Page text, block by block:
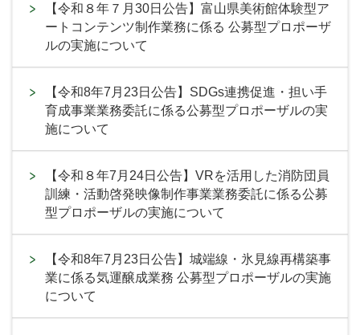
【令和８年７月30日公告】富山県美術館体験型ア
ートコンテンツ制作業務に係る 公募型プロポーザ
ルの実施について
【令和8年7月23日公告】SDGs連携促進・担い手
育成事業業務委託に係る公募型プロポーザルの実
施について
【令和８年7月24日公告】VRを活用した消防団員
訓練・活動啓発映像制作事業業務委託に係る公募
型プロポーザルの実施について
【令和8年7月23日公告】城端線・氷見線再構築事
業に係る気運醸成業務 公募型プロポーザルの実施
について